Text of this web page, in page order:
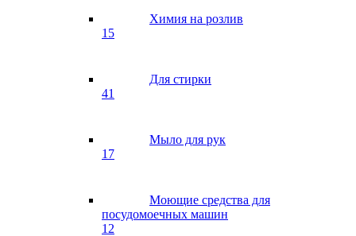
Химия на розлив
15
Для стирки
41
Мыло для рук
17
Моющие средства для
посудомоечных машин
12